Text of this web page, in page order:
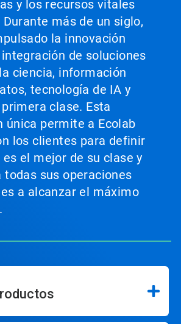
y los recursos vitales
más de un siglo,
la innovación
de soluciones
ciencia, información
tecnología de IA y
clase. Esta
única permite a Ecolab
los clientes para definir
el mejor de su clase y
todas sus operaciones
a alcanzar el máximo